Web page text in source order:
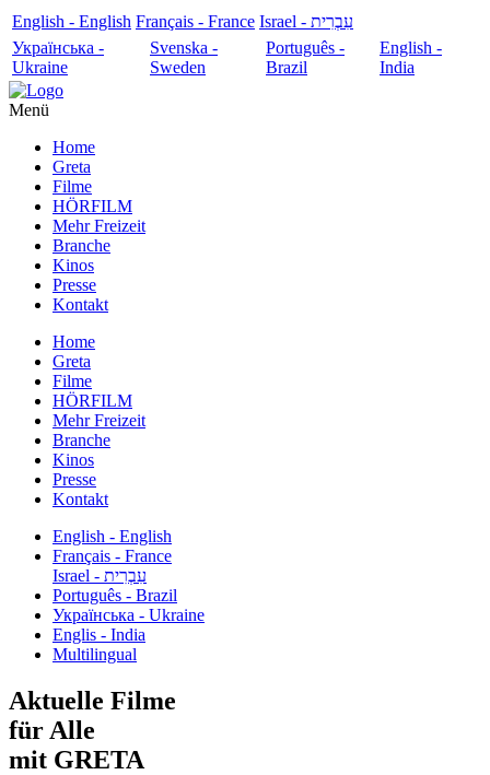
English - English Français - France
עִבְרִית - Israel
Українська -
Ukraine
Svenska -
Sweden
Português -
Brazil
English -
India
Menü
Home
Greta
Filme
HÖRFILM
Mehr Freizeit
Branche
Kinos
Presse
Kontakt
Home
Greta
Filme
HÖRFILM
Mehr Freizeit
Branche
Kinos
Presse
Kontakt
English - English
Français - France
עִבְרִית - Israel
Português - Brazil
Українська - Ukraine
Englis - India
Multilingual
Aktuelle Filme
für Alle
mit GRETA